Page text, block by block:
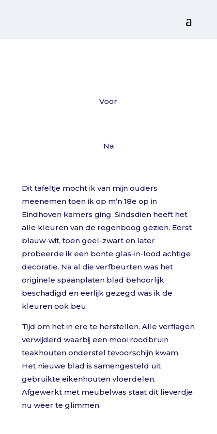
Voor
Na
Dit tafeltje mocht ik van mijn ouders
meenemen toen ik op m’n 18e op in
Eindhoven kamers ging. Sindsdien heeft het
alle kleuren van de regenboog gezien. Eerst
blauw-wit, toen geel-zwart en later
probeerde ik een bonte glas-in-lood achtige
decoratie. Na al die verfbeurten was het
originele spaanplaten blad behoorlijk
beschadigd en eerlijk gezegd was ik de
kleuren ook beu.
Tijd om het in ere te herstellen. Alle verflagen
verwijderd waarbij een mooi roodbruin
teakhouten onderstel tevoorschijn kwam.
Het nieuwe blad is samengesteld uit
gebruikte eikenhouten vloerdelen.
Afgewerkt met meubelwas staat dit lieverdje
nu weer te glimmen.